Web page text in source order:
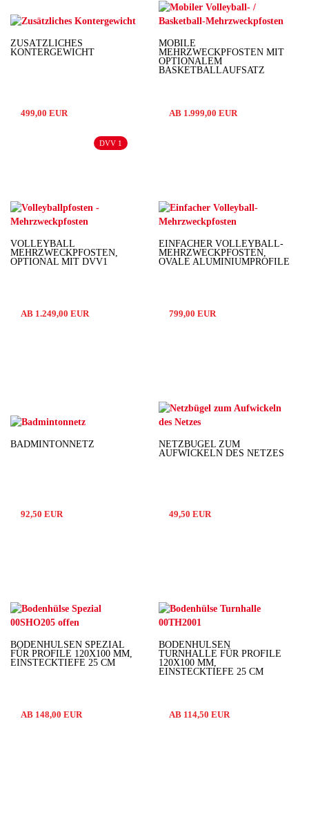
ZUSÄTZLICHES
KONTERGEWICHT
499,00 EUR
MOBILE
MEHRZWECKPFOSTEN MIT
OPTIONALEM
BASKETBALLAUFSATZ
AB 1.999,00 EUR
DVV 1
VOLLEYBALL
MEHRZWECKPFOSTEN,
OPTIONAL MIT DVV1
AB 1.249,00 EUR
EINFACHER VOLLEYBALL-
MEHRZWECKPFOSTEN,
OVALE ALUMINIUMPROFILE
799,00 EUR
BADMINTONNETZ
92,50 EUR
NETZBÜGEL ZUM
AUFWICKELN DES NETZES
49,50 EUR
BODENHÜLSEN SPEZIAL
FÜR PROFILE 120X100 MM,
EINSTECKTIEFE 25 CM
AB 148,00 EUR
BODENHÜLSEN
TURNHALLE FÜR PROFILE
120X100 MM,
EINSTECKTIEFE 25 CM
AB 114,50 EUR